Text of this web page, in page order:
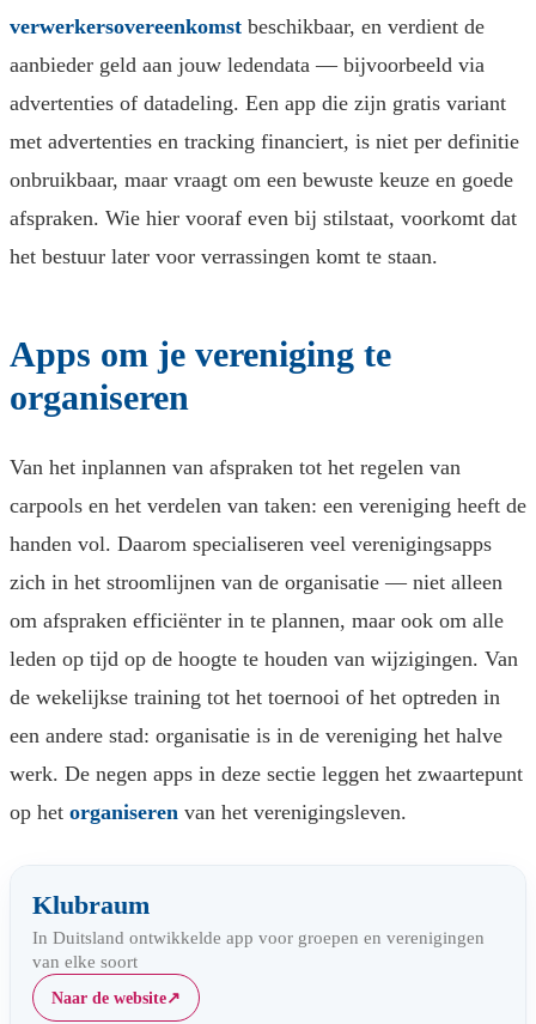
verwerkersovereenkomst beschikbaar, en verdient de
aanbieder geld aan jouw ledendata — bijvoorbeeld via
advertenties of datadeling. Een app die zijn gratis variant
met advertenties en tracking financiert, is niet per definitie
onbruikbaar, maar vraagt om een bewuste keuze en goede
afspraken. Wie hier vooraf even bij stilstaat, voorkomt dat
het bestuur later voor verrassingen komt te staan.
Apps om je vereniging te
organiseren
Van het inplannen van afspraken tot het regelen van
carpools en het verdelen van taken: een vereniging heeft de
handen vol. Daarom specialiseren veel verenigingsapps
zich in het stroomlijnen van de organisatie — niet alleen
om afspraken efficiënter in te plannen, maar ook om alle
leden op tijd op de hoogte te houden van wijzigingen. Van
de wekelijkse training tot het toernooi of het optreden in
een andere stad: organisatie is in de vereniging het halve
werk. De negen apps in deze sectie leggen het zwaartepunt
op het organiseren van het verenigingsleven.
Klubraum
In Duitsland ontwikkelde app voor groepen en verenigingen
van elke soort
Naar de website↗